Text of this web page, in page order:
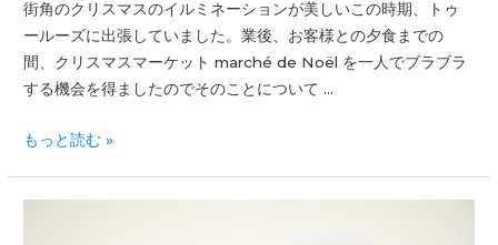
街角のクリスマスのイルミネーションが美しいこの時期、トゥ
ールーズに出張していました。業後、お客様との夕食までの
間、クリスマスマーケット marché de Noël を一人でブラブラ
する機会を得ましたのでそのことについて …
もっと読む »